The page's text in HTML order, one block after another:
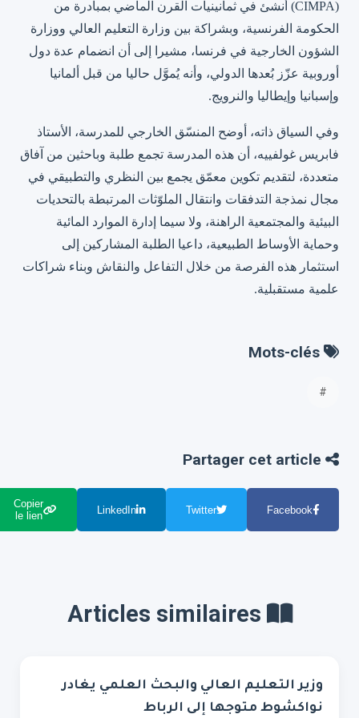
(CIMPA) أنشئ في ثمانينيات القرن الماضي بمبادرة من
الحكومة الفرنسية، وبشراكة بين وزارة التعليم العالي ووزارة
الشؤون الخارجية في فرنسا، مشيرا إلى أن انضمام عدة دول
أوروبية عزّز بُعدها الدولي، وأنه يُموَّل حاليا من قبل ألمانيا
وإسبانيا وإيطاليا والنرويج.
وفي السياق ذاته، أوضح المنسّق الخارجي للمدرسة، الأستاذ
فابريس غولفييه، أن هذه المدرسة تجمع طلبة وباحثين من آفاق
متعددة، لتقديم تكوين معمّق يجمع بين النظري والتطبيقي في
مجال نمذجة التدفقات وانتقال الملوّثات المرتبطة بالتحديات
البيئية والمجتمعية الراهنة، ولا سيما إدارة الموارد المائية
وحماية الأوساط الطبيعية، داعيا الطلبة المشاركين إلى
استثمار هذه الفرصة من خلال التفاعل والنقاش وبناء شراكات
علمية مستقبلية.
Mots-clés
#
Partager cet article
Facebook
Twitter
LinkedIn
Copier
le lien
Articles similaires
وزير التعليم العالي والبحث العلمي يغادر
نواكشوط متوجها إلى الرباط